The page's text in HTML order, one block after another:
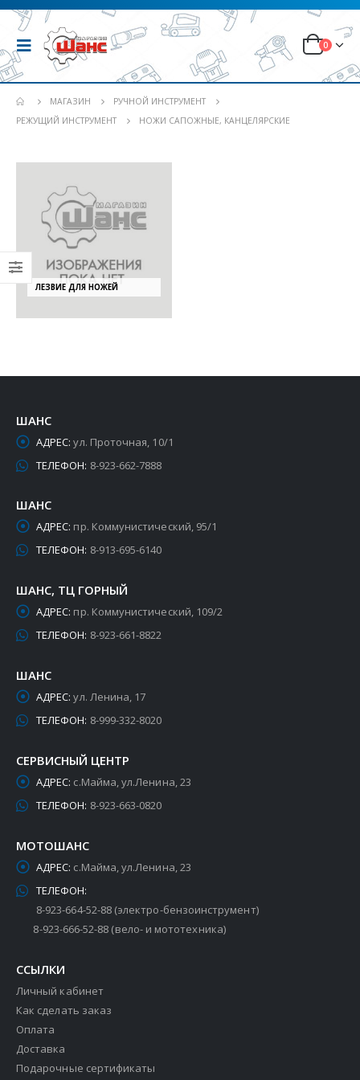
0
МАГАЗИН
РУЧНОЙ ИНСТРУМЕНТ
РЕЖУЩИЙ ИНСТРУМЕНТ
НОЖИ САПОЖНЫЕ, КАНЦЕЛЯРСКИЕ
ЛЕЗВИЕ ДЛЯ НОЖЕЙ
ШАНС
АДРЕС: ул. Проточная, 10/1
ТЕЛЕФОН: 8-923-662-7888
ШАНС
АДРЕС: пр. Коммунистический, 95/1
ТЕЛЕФОН: 8-913-695-6140
ШАНС, ТЦ ГОРНЫЙ
АДРЕС: пр. Коммунистический, 109/2
ТЕЛЕФОН: 8-923-661-8822
ШАНС
АДРЕС: ул. Ленина, 17
ТЕЛЕФОН: 8-999-332-8020
СЕРВИСНЫЙ ЦЕНТР
АДРЕС: с.Майма, ул.Ленина, 23
ТЕЛЕФОН: 8-923-663-0820
МОТОШАНС
АДРЕС: с.Майма, ул.Ленина, 23
ТЕЛЕФОН:
8-923-664-52-88 (электро-бензоинструмент)
8-923-666-52-88 (вело- и мототехника)
ССЫЛКИ
Личный кабинет
Как сделать заказ
Оплата
Доставка
Подарочные сертификаты